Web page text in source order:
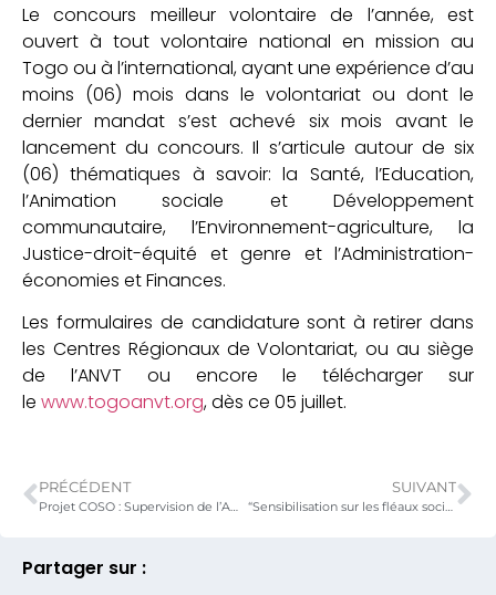
Partager sur :
Le concours meilleur volontaire de l’année, est
ouvert à tout volontaire national en mission au
Togo ou à l’international, ayant une expérience d’au
moins (06) mois dans le volontariat ou dont le
dernier mandat s’est achevé six mois avant le
lancement du concours. Il s’articule autour de six
(06) thématiques à savoir: la Santé, l’Education,
l’Animation sociale et Développement
communautaire, l’Environnement-agriculture, la
Justice-droit-équité et genre et l’Administration-
économies et Finances.
Les formulaires de candidature sont à retirer dans
les Centres Régionaux de Volontariat, ou au siège
de l’ANVT ou encore le télécharger sur
le www.togoanvt.org, dès ce 05 juillet.
PRÉCÉDENT SUIVANT